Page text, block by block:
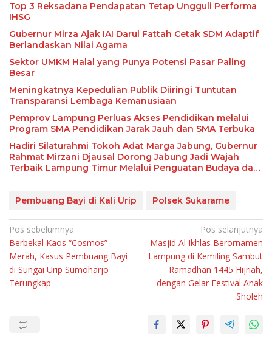
Top 3 Reksadana Pendapatan Tetap Ungguli Performa
IHSG
Gubernur Mirza Ajak IAI Darul Fattah Cetak SDM Adaptif
Berlandaskan Nilai Agama
Sektor UMKM Halal yang Punya Potensi Pasar Paling
Besar
Meningkatnya Kepedulian Publik Diiringi Tuntutan
Transparansi Lembaga Kemanusiaan
Pemprov Lampung Perluas Akses Pendidikan melalui
Program SMA Pendidikan Jarak Jauh dan SMA Terbuka
Hadiri Silaturahmi Tokoh Adat Marga Jabung, Gubernur
Rahmat Mirzani Djausal Dorong Jabung Jadi Wajah
Terbaik Lampung Timur Melalui Penguatan Budaya dan
Pembuang Bayi di Kali Urip
Polsek Sukarame
Navigasi
pos
Pos sebelumnya
Berbekal Kaos “Cosmos”
Merah, Kasus Pembuang Bayi
di Sungai Urip Sumoharjo
Terungkap
Pos selanjutnya
Masjid Al Ikhlas Berornamen
Lampung di Kemiling Sambut
Ramadhan 1445 Hijriah,
dengan Gelar Festival Anak
Sholeh